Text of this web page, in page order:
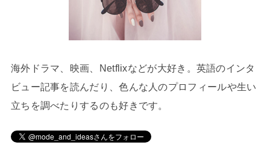
海外ドラマ、映画、Netflixなどが大好き。英語のインタ
ビュー記事を読んだり、色んな人のプロフィールや生い
立ちを調べたりするのも好きです。